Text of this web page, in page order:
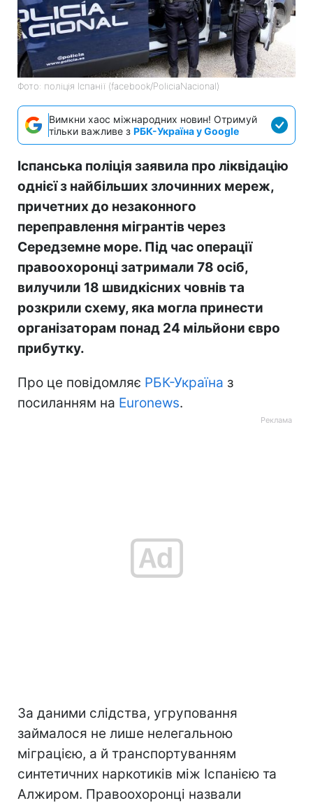
Фото: поліція Іспанії (facebook/PoliciaNacional)
Вимкни хаос міжнародних новин! Отримуй
тільки важливе з РБК-Україна у Google
Іспанська поліція заявила про ліквідацію
однієї з найбільших злочинних мереж,
причетних до незаконного
переправлення мігрантів через
Середземне море. Під час операції
правоохоронці затримали 78 осіб,
вилучили 18 швидкісних човнів та
розкрили схему, яка могла принести
організаторам понад 24 мільйони євро
прибутку.
Про це повідомляє РБК-Україна з
посиланням на Euronews.
За даними слідства, угруповання
займалося не лише нелегальною
міграцією, а й транспортуванням
синтетичних наркотиків між Іспанією та
Алжиром. Правоохоронці назвали